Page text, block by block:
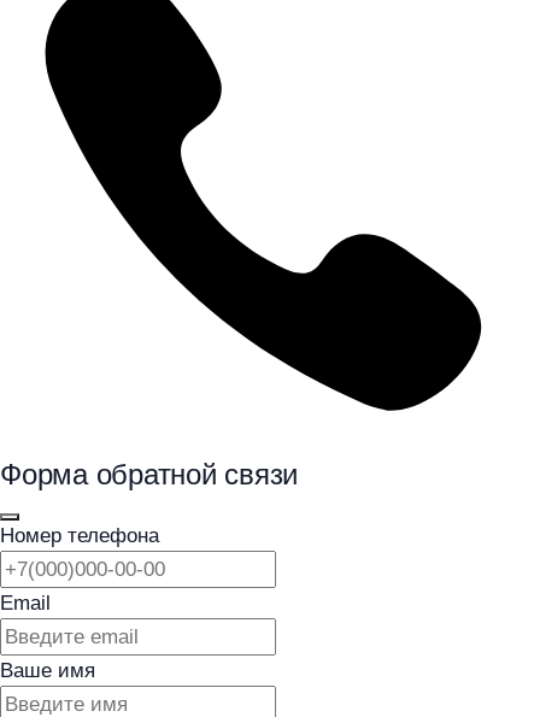
Форма обратной связи
Номер телефона
Email
Ваше имя